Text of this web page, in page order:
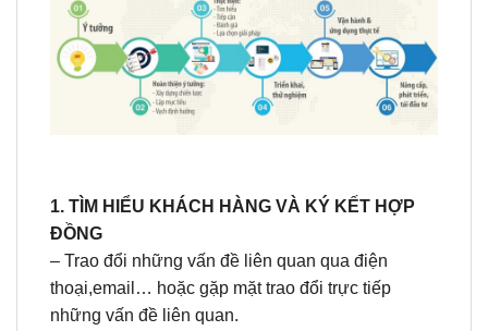
1. TÌM HIỂU KHÁCH HÀNG VÀ KÝ KẾT HỢP
ĐỒNG
– Trao đổi những vấn đề liên quan qua điện
thoại,email… hoặc gặp mặt trao đổi trực tiếp
những vấn đề liên quan.